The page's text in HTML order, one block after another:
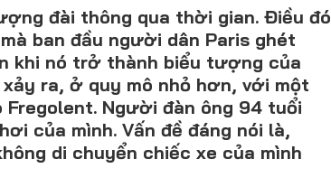
F1 Hà Nội
đài thông qua thời gian. Điều đó
ban đầu người dân Paris ghét
khi nó trở thành biểu tượng của
ra, ở quy mô nhỏ hơn, với một
Người đàn ông 94 tuổi
của mình. Vấn đề đáng nói là,
di chuyển chiếc xe của mình